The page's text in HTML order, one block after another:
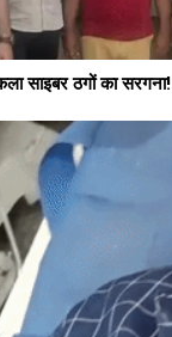
साइबर ठगों का सरगना!